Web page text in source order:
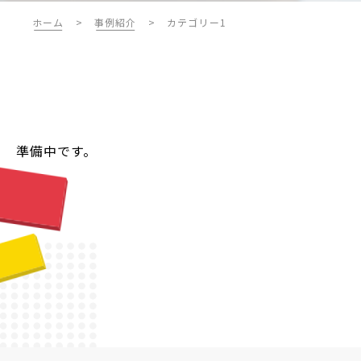
ホーム > 事例紹介 > カテゴリー1
準備中です。